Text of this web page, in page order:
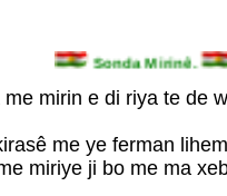
Sonda Mirinê.
me mirin e di riya te de
me ye ferman
miriye ji bo me ma